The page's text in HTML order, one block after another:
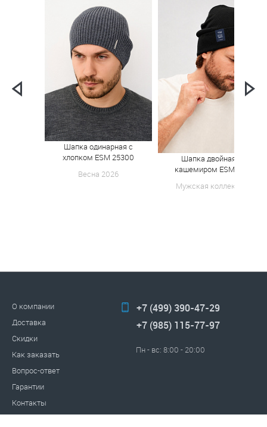
Шапка одинарная с
хлопком ESM 25300
Весна 2026
Шапка двойная с
кашемиром ESM 182
Мужская коллекция
О компании
Доставка
Скидки
Как заказать
Вопрос-ответ
Гарантии
Контакты
+7 (499) 390-47-29
+7 (985) 115-77-97
Пн - вс: 8:00 - 20:00